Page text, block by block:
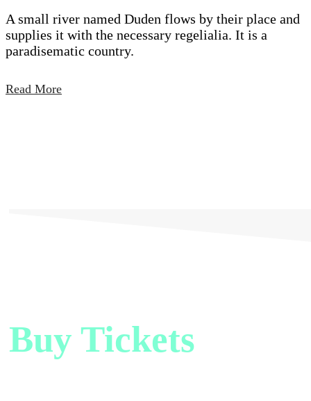
A small river named Duden flows by their place and
supplies it with the necessary regelialia. It is a
paradisematic country.
Read More
Buy Tickets